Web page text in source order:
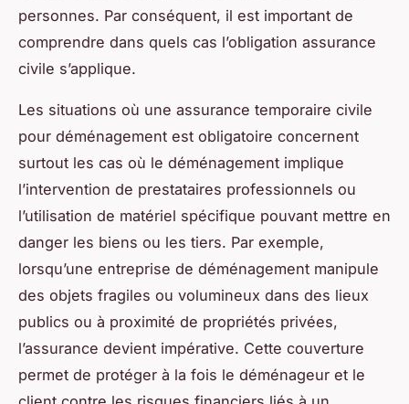
personnes. Par conséquent, il est important de
comprendre dans quels cas l’obligation assurance
civile s’applique.
Les situations où une assurance temporaire civile
pour déménagement est obligatoire concernent
surtout les cas où le déménagement implique
l’intervention de prestataires professionnels ou
l’utilisation de matériel spécifique pouvant mettre en
danger les biens ou les tiers. Par exemple,
lorsqu’une entreprise de déménagement manipule
des objets fragiles ou volumineux dans des lieux
publics ou à proximité de propriétés privées,
l’assurance devient impérative. Cette couverture
permet de protéger à la fois le déménageur et le